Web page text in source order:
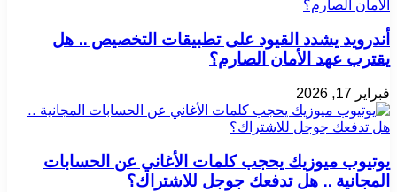
أندرويد يشدد القيود على تطبيقات التخصيص .. هل
يقترب عهد الأمان الصارم؟
فبراير 17, 2026
يوتيوب ميوزيك يحجب كلمات الأغاني عن الحسابات
المجانية .. هل تدفعك جوجل للاشتراك؟